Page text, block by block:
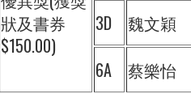
狀及書券
$150.00)
3D
魏文穎
6A
蔡樂怡